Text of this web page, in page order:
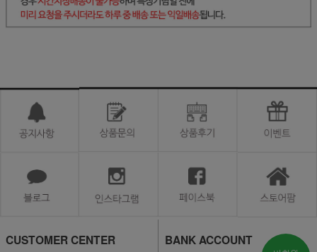
CUSTOMER CENTER BANK ACCOUNT